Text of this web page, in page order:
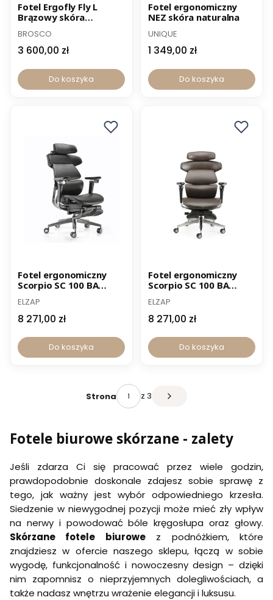
Norma BHP
Fotel Ergofly Fly L
Brązowy skóra
siedziska
BROSCO
3 600,00 zł
Do koszyka
Norma BHP
-12% z kodem PROMO12
Fotel ergonomiczny
NEZ skóra naturalna
UNIQUE
1 349,00 zł
Do koszyka
Norma BHP
-15% z kodem ELZAP
Fotel ergonomiczny
Scorpio SC 100 BA
ELZAP
8 271,00 zł
Do koszyka
Norma BHP
-15% z kodem ELZAP
Fotel ergonomiczny
Scorpio SC 100 BA
brązowa
ELZAP
8 271,00 zł
Do koszyka
Strona z 3
Fotele biurowe skórzane - zalety
Jeśli zdarza Ci się pracować przez wiele godzin,
prawdopodobnie doskonale zdajesz sobie sprawę z
tego, jak ważny jest wybór odpowiedniego krzesła.
Siedzenie w niewygodnej pozycji może mieć zły wpływ
na nerwy i powodować bóle kręgosłupa oraz głowy.
Skórzane fotele biurowez podnóżkiem, które
znajdziesz w ofercie naszego sklepu, łączą w sobie
wygodę, funkcjonalność i nowoczesny design – dzięki
nim zapomnisz o nieprzyjemnych dolegliwościach, a
także nadasz wnętrzu wrażenie elegancji i luksusu.